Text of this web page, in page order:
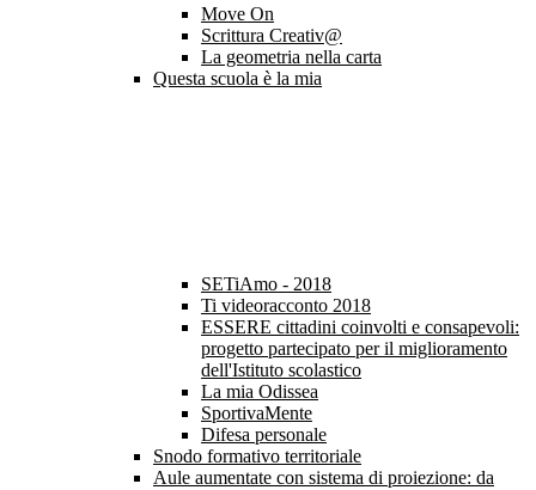
Move On
Scrittura Creativ@
La geometria nella carta
Questa scuola è la mia
SETiAmo - 2018
Ti videoracconto 2018
ESSERE cittadini coinvolti e consapevoli:
progetto partecipato per il miglioramento
dell'Istituto scolastico
La mia Odissea
SportivaMente
Difesa personale
Snodo formativo territoriale
Aule aumentate con sistema di proiezione: da